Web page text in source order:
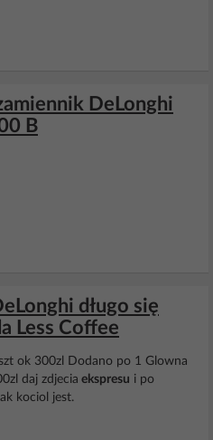
DeLonghi
B
długo się
Less Coffee
ok 300zl Dodano po 1 Glowna
daj zdjecia ekspresu i po
kociol jest.